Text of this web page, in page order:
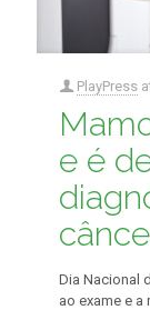
PlayPress
e é
Dia Nacional
ao exame e